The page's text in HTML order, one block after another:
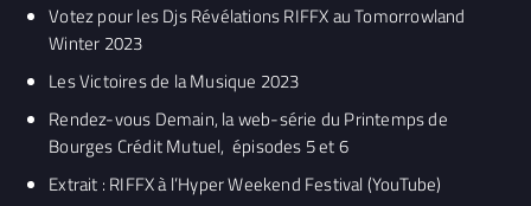
Votez pour les Djs Révélations RIFFX au Tomorrowland
Winter 2023
Les Victoires de la Musique 2023
Rendez-vous Demain, la web-série du Printemps de
Bourges Crédit Mutuel, épisodes 5 et 6
Extrait : RIFFX à l’Hyper Weekend Festival (YouTube)